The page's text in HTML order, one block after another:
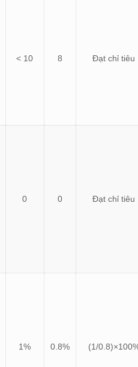
< 10 8 Đạt chỉ tiêu
0 0 Đạt chỉ tiêu
1% 0.8% (1/